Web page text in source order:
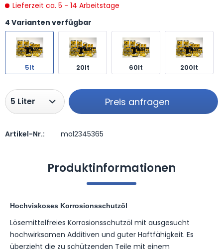
Lieferzeit ca. 5 - 14 Arbeitstage
4 Varianten verfügbar
5lt 20lt 60lt 200lt
Preis anfragen
Preis anfragen
Artikel-Nr.: mol2345365
Produktinformationen
Hochviskoses Korrosionsschutzöl
Lösemittelfreies Korrosionsschutzöl mit ausgesucht
hochwirksamen Additiven und guter Haftfähigkeit. Es
überzieht die zu schützenden Teile mit einem